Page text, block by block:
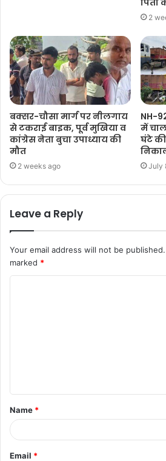
2
बक्सर-चौसा मार्ग पर नीलगाय
से टकराई बाइक, पूर्व मुखिया व
कांग्रेस नेता बुचा उपाध्याय की
मौत
2 weeks ago
NH-
में
घंटे
July
Leave a Reply
Your email address will not be published.
marked *
Name *
Email *